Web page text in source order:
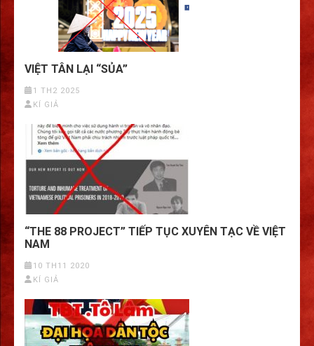
VIỆT TÂN LẠI “SỦA”
1 TH2 2025
KÍ GIẢ
“THE 88 PROJECT” TIẾP TỤC XUYÊN TẠC VỀ VIỆT
NAM
10 TH11 2020
KÍ GIẢ